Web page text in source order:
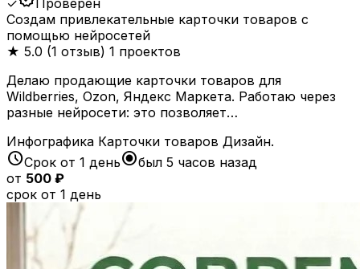
Создам привлекательные карточки товаров с
помощью нейросетей
★ 5.0 (1 отзыв) 1 проектов
Делаю продающие карточки товаров для
Wildberries, Ozon, Яндекс Маркета. Работаю через
разные нейросети: это позволяет…
Инфографика Карточки товаров Дизайн.
scheduleСрок от 1 деньradio_button_checkedбыл 5 часов назад
от 500 ₽
срок от 1 день